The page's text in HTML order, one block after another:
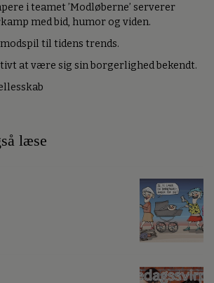
i teamet ’Modløberne’ serverer
med bid, humor og viden.
til tidens trends.
at være sig sin borgerlighed bekendt.
læse